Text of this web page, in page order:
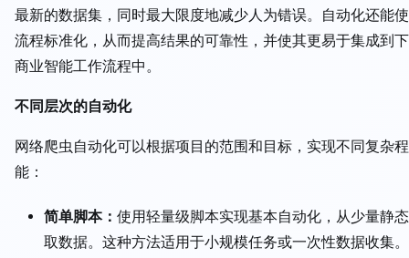
最新的数据集，同时最大限度地减少人为错误。自动化还能
流程标准化，从而提高结果的可靠性，并使其更易于集成到
商业智能工作流程中。
不同层次的自动化
网络爬虫自动化可以根据项目的范围和目标，实现不同复杂
能：
简单脚本： 使用轻量级脚本实现基本自动化，从少量静
取数据。这种方法适用于小规模任务或一次性数据收集。